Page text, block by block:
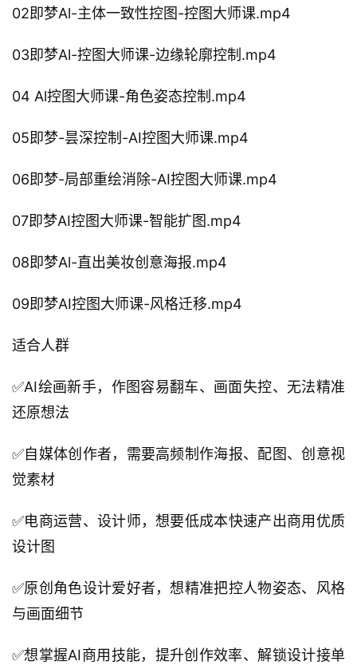
02即梦Al-主体一致性控图-控图大师课.mp4
03即梦Al-控图大师课-边缘轮廓控制.mp4
04 Al控图大师课-角色姿态控制.mp4
05即梦-昙深控制-AI控图大师课.mp4
06即梦-局部重绘消除-AI控图大师课.mp4
07即梦AI控图大师课-智能扩图.mp4
08即梦Al-直出美妆创意海报.mp4
09即梦AI控图大师课-风格迁移.mp4
适合人群
✅AI绘画新手，作图容易翻车、画面失控、无法精准
还原想法
✅自媒体创作者，需要高频制作海报、配图、创意视
觉素材
✅电商运营、设计师，想要低成本快速产出商用优质
设计图
✅原创角色设计爱好者，想精准把控人物姿态、风格
与画面细节
✅想掌握AI商用技能，提升创作效率、解锁设计接单